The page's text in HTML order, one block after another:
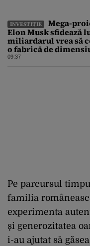
INVESTIȚIE
Mega-
Elon Musk sfidează
miliardarul vrea să
o fabrică de
oraș
09:37
Pe parcursul
familia
experimenta
și generozitatea
i-au ajutat să